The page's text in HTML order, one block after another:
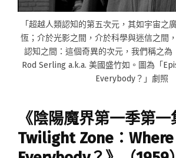
「超越人類認知的第五次元，其如宇宙之
恆；介於光影之間，介於科學與迷信之間
認知之間：這個奇異的次元，我們稱之
Rod Serling a.k.a. 美國盛竹如。圖為「
Everybody？」劇照
《陰陽魔界第一季第
Twilight Zone：